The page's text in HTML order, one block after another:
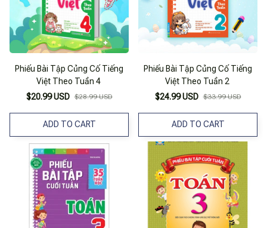
Phiếu Bài Tập Củng Cố Tiếng
Việt Theo Tuần 4
$20.99 USD $28.99 USD
ADD TO CART
Phiếu Bài Tập Củng Cố Tiếng
Việt Theo Tuần 2
$24.99 USD $33.99 USD
ADD TO CART